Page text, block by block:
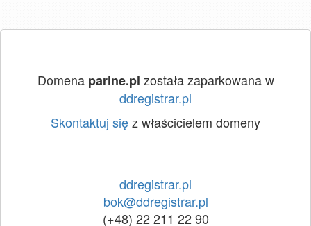
Domena parine.pl została zaparkowana w
ddregistrar.pl
Skontaktuj sięz właścicielem domeny
ddregistrar.pl
bok@ddregistrar.pl
(+48) 22 211 22 90